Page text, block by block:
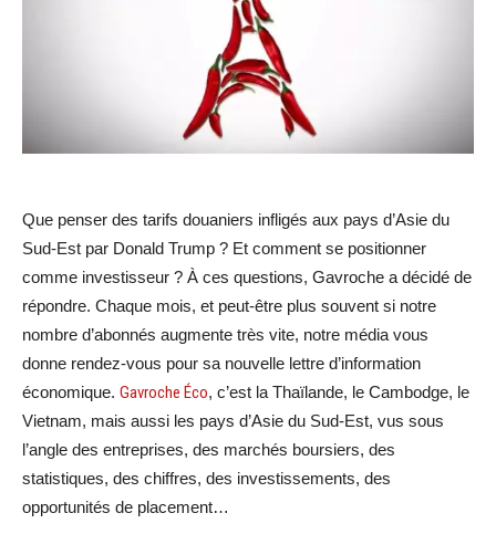
Que penser des tarifs douaniers infligés aux pays d’Asie du
Sud-Est par Donald Trump ? Et comment se positionner
comme investisseur ? À ces questions, Gavroche a décidé de
répondre. Chaque mois, et peut-être plus souvent si notre
nombre d’abonnés augmente très vite, notre média vous
donne rendez-vous pour sa nouvelle lettre d’information
économique. Gavroche Éco, c’est la Thaïlande, le Cambodge, le
Vietnam, mais aussi les pays d’Asie du Sud-Est, vus sous
l’angle des entreprises, des marchés boursiers, des
statistiques, des chiffres, des investissements, des
opportunités de placement…